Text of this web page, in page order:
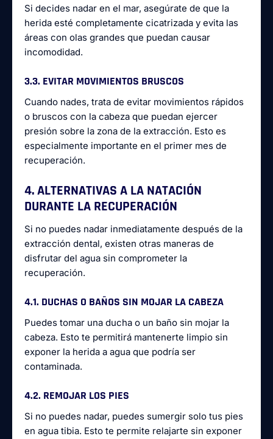
Si decides nadar en el mar, asegúrate de que la
herida esté completamente cicatrizada y evita las
áreas con olas grandes que puedan causar
incomodidad.
3.3. EVITAR MOVIMIENTOS BRUSCOS
Cuando nades, trata de evitar movimientos rápidos
o bruscos con la cabeza que puedan ejercer
presión sobre la zona de la extracción. Esto es
especialmente importante en el primer mes de
recuperación.
4. ALTERNATIVAS A LA NATACIÓN
DURANTE LA RECUPERACIÓN
Si no puedes nadar inmediatamente después de la
extracción dental, existen otras maneras de
disfrutar del agua sin comprometer la
recuperación.
4.1. DUCHAS O BAÑOS SIN MOJAR LA CABEZA
Puedes tomar una ducha o un baño sin mojar la
cabeza. Esto te permitirá mantenerte limpio sin
exponer la herida a agua que podría ser
contaminada.
4.2. REMOJAR LOS PIES
Si no puedes nadar, puedes sumergir solo tus pies
en agua tibia. Esto te permite relajarte sin exponer